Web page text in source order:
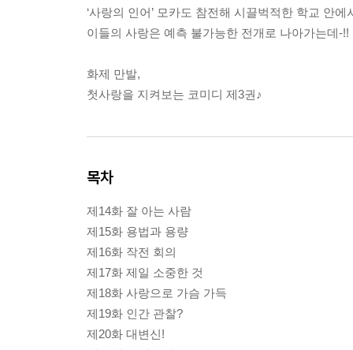
‘사랑의 인어’ 모카도 참전해 시끌벅적한 학교 안에
이들의 사랑은 예측 불가능한 전개로 나아가는데-!!
화제 만발,
첫사랑을 지켜보는 코미디 제3권♪
목차
제14화 잘 아는 사람
제15화 용법과 용량
제16화 작전 회의
제17화 제일 소중한 것
제18화 사랑으로 가슴 가득
제19화 인간 관찰?
제20화 대변신!